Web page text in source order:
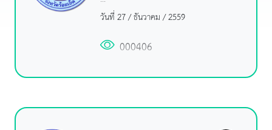
วันที่ 27 / ธันวาคม / 2559
000406